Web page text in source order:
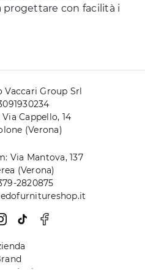
progettare con facilità i
Vaccari Group Srl
Cappello, 14
(Verona)
Via Mantova, 137
(Verona)
2820875